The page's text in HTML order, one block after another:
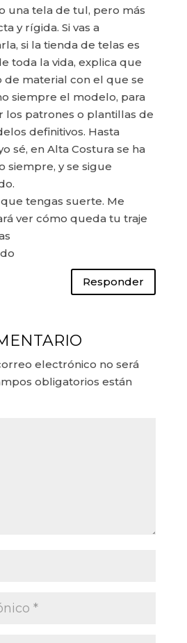
una tela de tul, pero más
y rígida. Si vas a
si la tienda de telas es
toda la vida, explica que
de material con el que se
siempre el modelo, para
los patrones o plantillas de
definitivos. Hasta
sé, en Alta Costura se ha
siempre, y se sigue
tengas suerte. Me
ver cómo queda tu traje
Responder
electrónico no será
obligatorios están